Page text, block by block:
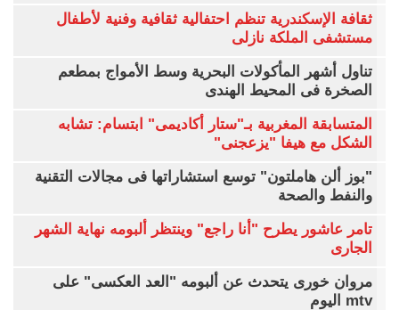
ثقافة الإسكندرية تنظم احتفالية ثقافية وفنية لأطفال
مستشفى الملكة نازلى
تناول أشهر المأكولات البحرية وسط الأمواج بمطعم
الصخرة فى المحيط الهندى
المتسابقة المغربية بـ"ستار أكاديمى" ابتسام: تشابه
الشكل مع هيفا "يزعجنى"
"بوز ألن هاملتون" توسع استشاراتها فى مجالات التقنية
والنفط والصحة
تامر عاشور يطرح "أنا راجع" وينتظر ألبومه نهاية الشهر
الجارى
مروان خورى يتحدث عن ألبومه "العد العكسى" على
mtv اليوم